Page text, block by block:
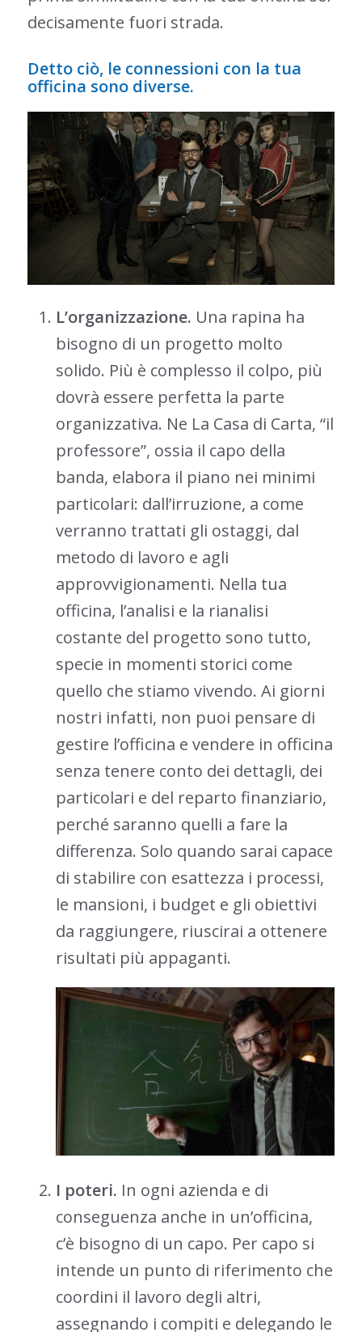
decisamente fuori strada.
Detto ciò, le connessioni con la tua
officina sono diverse.
L’organizzazione. Una rapina ha
bisogno di un progetto molto
solido. Più è complesso il colpo, più
dovrà essere perfetta la parte
organizzativa. Ne La Casa di Carta, “il
professore”, ossia il capo della
banda, elabora il piano nei minimi
particolari: dall’irruzione, a come
verranno trattati gli ostaggi, dal
metodo di lavoro e agli
approvvigionamenti. Nella tua
officina, l’analisi e la rianalisi
costante del progetto sono tutto,
specie in momenti storici come
quello che stiamo vivendo. Ai giorni
nostri infatti, non puoi pensare di
gestire l’officina e vendere in officina
senza tenere conto dei dettagli, dei
particolari e del reparto finanziario,
perché saranno quelli a fare la
differenza. Solo quando sarai capace
di stabilire con esattezza i processi,
le mansioni, i budget e gli obiettivi
da raggiungere, riuscirai a ottenere
risultati più appaganti.
I poteri. In ogni azienda e di
conseguenza anche in un’officina,
c’è bisogno di un capo. Per capo si
intende un punto di riferimento che
coordini il lavoro degli altri,
assegnando i compiti e delegando le